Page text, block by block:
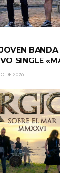
BANDA
SINGLE
DE 2026